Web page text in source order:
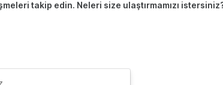
takip edin. Neleri size ulaştırmamızı